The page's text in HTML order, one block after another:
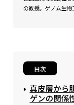
の教授。ゲノム生物
目次
真皮層から
ゲンの関係